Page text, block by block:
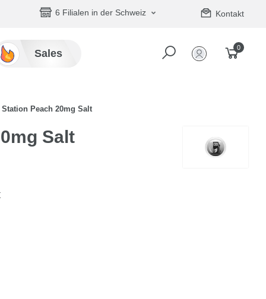
6 Filialen in der Schweiz Kontakt
Sales
0
Peach 20mg Salt
Salt